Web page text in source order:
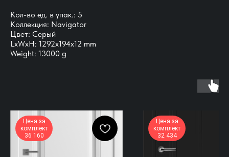
Кол-во ед. в упак.: 5
Коллекция: Navigator
Цвет: Серый
LxWxH: 1292x194x12 mm
Weight: 13000 g
Цена за
комплект
36 160
Цена за
комплект
32 434